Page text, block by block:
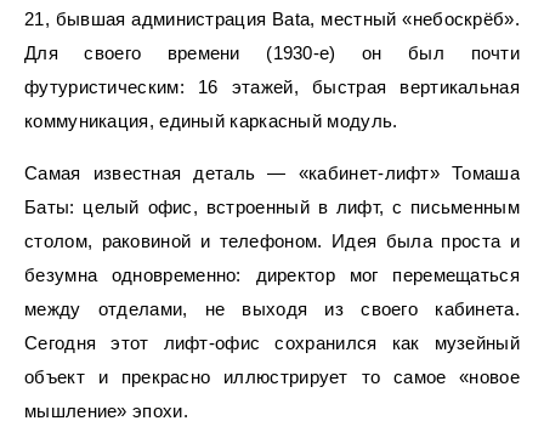
21, бывшая администрация Bata, местный «небоскрёб».
Для своего времени (1930‑е) он был почти
футуристическим: 16 этажей, быстрая вертикальная
коммуникация, единый каркасный модуль.
Самая известная деталь — «кабинет-лифт» Томаша
Баты: целый офис, встроенный в лифт, с письменным
столом, раковиной и телефоном. Идея была проста и
безумна одновременно: директор мог перемещаться
между отделами, не выходя из своего кабинета.
Сегодня этот лифт-офис сохранился как музейный
объект и прекрасно иллюстрирует то самое «новое
мышление» эпохи.